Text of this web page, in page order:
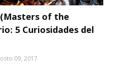
of the
5 Curiosidades del
09, 2017